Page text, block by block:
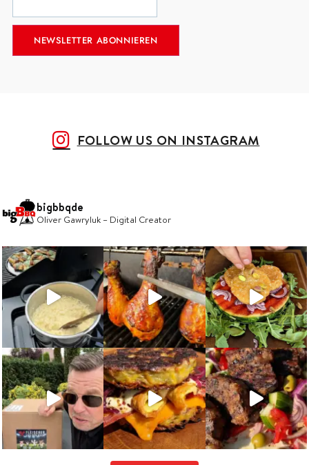
FOLLOW US ON INSTAGRAM
bigbbqde
Oliver Gawryluk – Digital Creator